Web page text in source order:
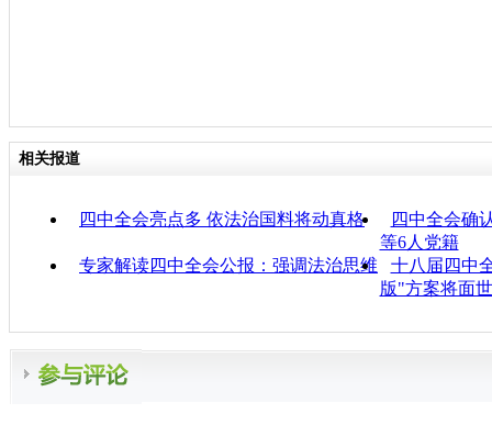
相关报道
四中全会亮点多 依法治国料将动真格
四中全会确
等6人党籍
专家解读四中全会公报：强调法治思维
十八届四中
版"方案将面世